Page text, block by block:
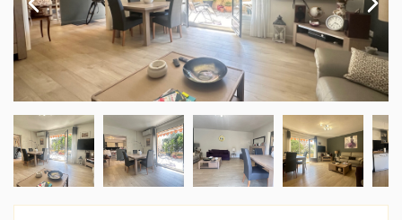
Estimation
Contact
Accès clients